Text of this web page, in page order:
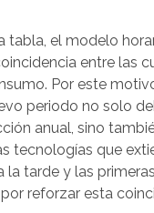
tabla, el modelo
entre las
Por este
periodo no solo
anual, sino
tecnologías que
la tarde y las
reforzar esta